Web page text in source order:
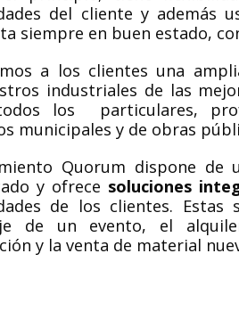
del cliente y además
siempre en buen estado,
a los clientes una
industriales de las
los particulares,
municipales y de obras
Quorum dispone de
y ofrece soluciones
de los clientes. Estas
de un evento, el
y la venta de material